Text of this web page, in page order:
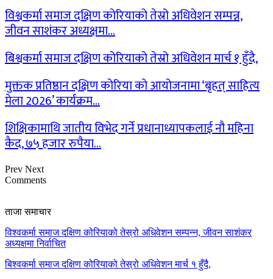
विश्वकर्मा समाज दक्षिण कोरियाको तेस्रो अधिवेशन सम्पन्न,
जीवन साशंकर अध्यक्षमा…
बिश्वकर्मा समाज दक्षिण कोरियाको तेस्रो अधिवेशन मार्च १ हुँदै,
मुक्तक प्रतिष्ठान दक्षिण कोरिया को आयोजनामा ‘बृहत् साहित्य
मेला 2026’ कार्यक्रम…
शिक्षिकामाथि जातीय विभेद गर्ने प्रधानाध्यापकलाई नौ महिना
कैद, ७५ हजार रुपैया…
Prev Next
Comments
ताजा समाचार
विश्वकर्मा समाज दक्षिण कोरियाको तेस्रो अधिवेशन सम्पन्न, जीवन साशंकर
अध्यक्षमा निर्वाचित
बिश्वकर्मा समाज दक्षिण कोरियाको तेस्रो अधिवेशन मार्च १ हुँदै,